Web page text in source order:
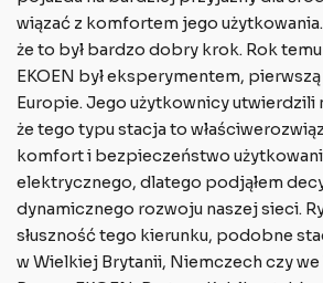
wiązać z komfortem jego
że to był bardzo dobry krok. Rok
EKOEN był eksperymentem,
Europie. Jego użytkownicy utwierdzili
że tego typu stacja to
komfort i bezpieczeństwo
elektrycznego, dlatego podjąłem
dynamicznego rozwoju naszej sieci.
słuszność tego kierunku, podobne
w Wielkiej Brytanii, Niemczech czy we